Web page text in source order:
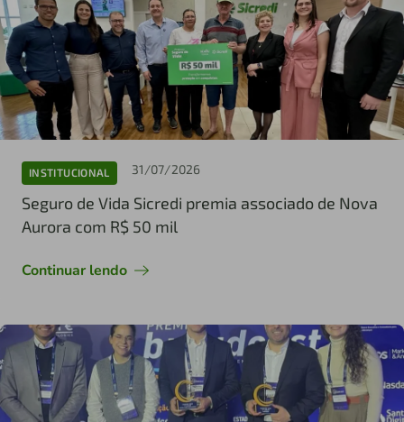
INSTITUCIONAL 31/07/2026
Seguro de Vida Sicredi premia associado de Nova
Aurora com R$ 50 mil
Continuar lendo